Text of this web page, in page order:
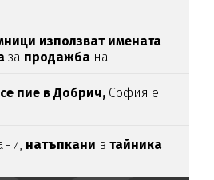
използват имената
за продажба на
пие в Добрич, София е
натъпкани втайника